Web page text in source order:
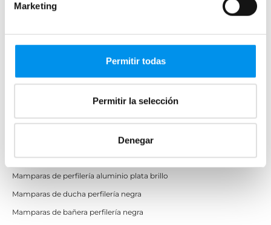
Marketing
Permitir todas
Permitir la selección
Denegar
Apertura abatible
Cristal fijo para ducha
Mamparas doble hoja
Mamparas a ras de suelo
Mamparas con armario
Mamparas de colores
Mamparas de perfilería aluminio plata brillo
Mamparas de ducha perfilería negra
Mamparas de bañera perfilería negra